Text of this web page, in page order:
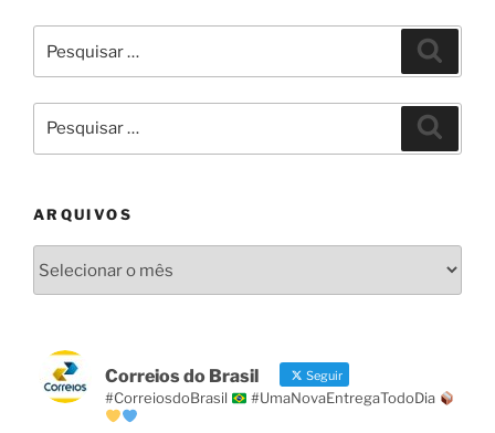
por:
por:
ARQUIVOS
Correios do Brasil Seguir
#CorreiosdoBrasil #UmaNovaEntregaTodoDia